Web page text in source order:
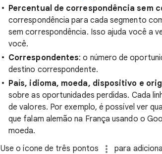
Percentual de correspondência sem
correspondência para cada segmento
sem correspondência. Isso ajuda você a
você.
Correspondentes: o número de
destino correspondente.
País, idioma, moeda, dispositivo e
sobre as oportunidades perdidas. Cada
de valores. Por exemplo, é possível ver
que falam alemão na França usando o
moeda.
Use o ícone de três pontos
para